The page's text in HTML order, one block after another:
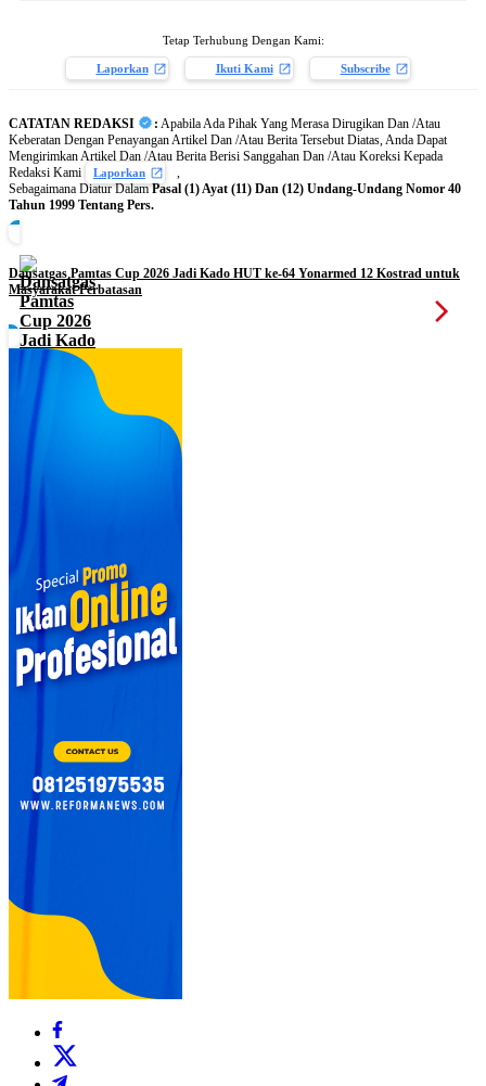
Tetap Terhubung Dengan Kami:
Laporkan Ikuti Kami Subscribe
CATATAN REDAKSI : Apabila Ada Pihak Yang Merasa Dirugikan Dan /Atau
Keberatan Dengan Penayangan Artikel Dan /Atau Berita Tersebut Diatas, Anda Dapat
Mengirimkan Artikel Dan /Atau Berita Berisi Sanggahan Dan /Atau Koreksi Kepada
Redaksi Kami
Laporkan
Sebagaimana Diatur DalamPasal (1) Ayat (11) Dan (12) Undang-Undang Nomor 40
Tahun 1999 Tentang Pers.
Dansatgas Pamtas Cup 2026 Jadi Kado HUT ke-64 Yonarmed 12 Kostrad untuk
Masyarakat Perbatasan